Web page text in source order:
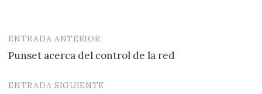
Navegación
de
entradas
ENTRADA ANTERIOR
Punset acerca del control de la red
ENTRADA SIGUIENTE